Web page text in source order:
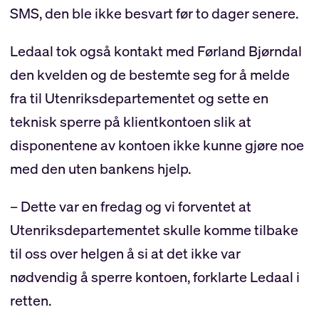
SMS, den ble ikke besvart før to dager senere.
Ledaal tok også kontakt med Førland Bjørndal
den kvelden og de bestemte seg for å melde
fra til Utenriksdepartementet og sette en
teknisk sperre på klientkontoen slik at
disponentene av kontoen ikke kunne gjøre noe
med den uten bankens hjelp.
– Dette var en fredag og vi forventet at
Utenriksdepartementet skulle komme tilbake
til oss over helgen å si at det ikke var
nødvendig å sperre kontoen, forklarte Ledaal i
retten.